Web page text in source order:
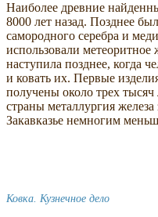
Наиболее древние
8000 лет назад. Позднее
самородного серебра и
использовали метеоритное
наступила позднее, когда
и ковать их. Первые
получены около трех
страны металлургия
Закавказье немногим
Ковка. Кузнечное дело